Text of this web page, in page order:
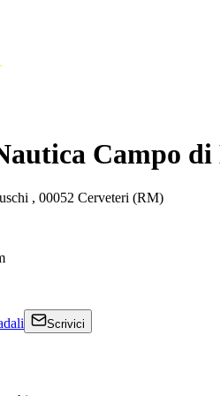
Campo
, 00052 Cerveteri (RM)
Scrivici